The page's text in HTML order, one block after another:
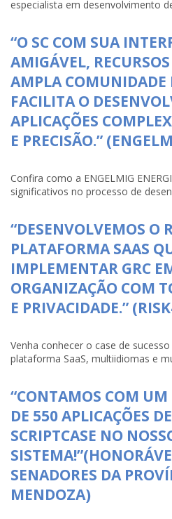
especialista em desenvolvimento
“O SC COM SUA
AMIGÁVEL,
AMPLA COMUNIDADE
FACILITA O
APLICAÇÕES
E PRECISÃO.”
Confira como a ENGELMIG
significativos no processo de
“DESENVOLVEMOS O
PLATAFORMA SAAS
IMPLEMENTAR GRC
ORGANIZAÇÃO COM
E PRIVACIDADE.”
Venha conhecer o case de
plataforma SaaS, multiidiomas e
“CONTAMOS COM
DE 550 APLICAÇÕES
SCRIPTCASE NO
SENADORES DA
MENDOZA)